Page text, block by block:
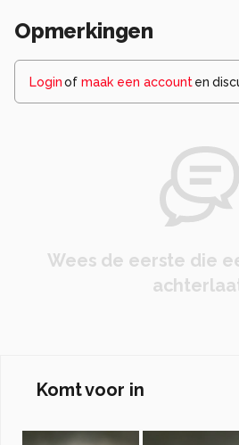
Opmerkingen
Loginof maak een account en
Wees de eerste die
Komt voor in